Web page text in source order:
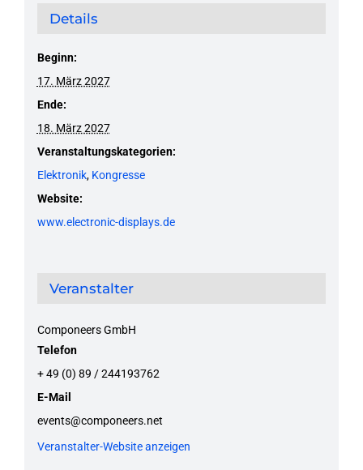
Details
Beginn:
17. März 2027
Ende:
18. März 2027
Veranstaltungskategorien:
Elektronik, Kongresse
Website:
www.electronic-displays.de
Veranstalter
Componeers GmbH
Telefon
+ 49 (0) 89 / 244193762
E-Mail
events@componeers.net
Veranstalter-Website anzeigen